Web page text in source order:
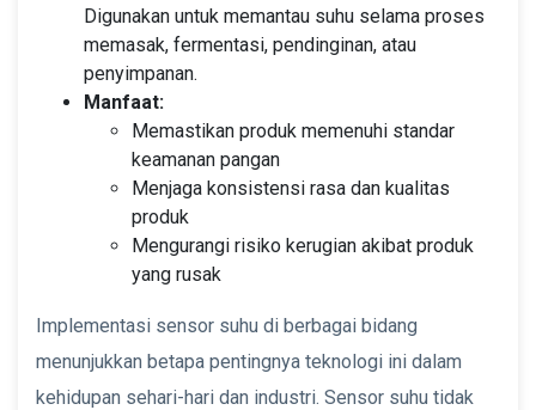
Digunakan untuk memantau suhu selama proses
memasak, fermentasi, pendinginan, atau
penyimpanan.
Manfaat:
Memastikan produk memenuhi standar
keamanan pangan
Menjaga konsistensi rasa dan kualitas
produk
Mengurangi risiko kerugian akibat produk
yang rusak
Implementasi sensor suhu di berbagai bidang
menunjukkan betapa pentingnya teknologi ini dalam
kehidupan sehari-hari dan industri. Sensor suhu tidak